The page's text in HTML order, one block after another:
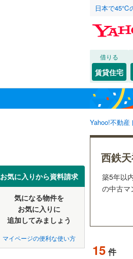
日本で45℃
借りる
賃貸住宅
Yahoo!不動産
お気に入りから資料請求
気になる物件を
お気に入りに
追加してみましょう
マイページの便利な使い方
西鉄
築5年以
の中古マ
15 件
北海
東北
関東
東海
中国
北九
福岡
JR
私鉄
こだ